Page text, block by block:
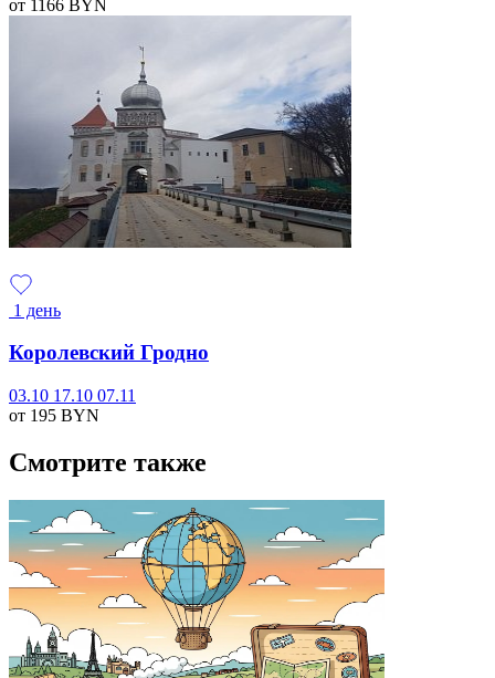
от 1166 BYN
1 день
Королевский Гродно
03.10 17.10 07.11
от 195 BYN
Смотрите также